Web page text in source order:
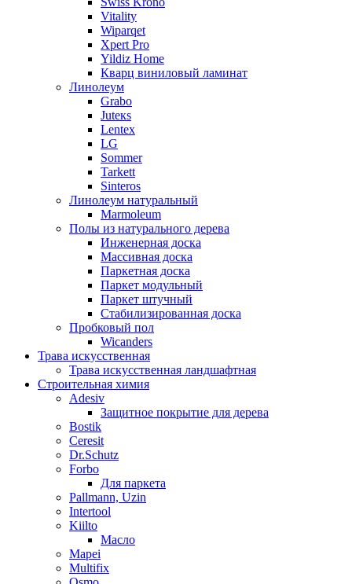
Vitality
Wiparqet
Xpert Pro
Yildiz Home
Кварц виниловый ламинат
Линолеум
Grabo
Juteкs
Lentex
LG
Sommer
Tarkett
Sinteros
Линолеум натуральный
Marmoleum
Полы из натурального дерева
Инженерная доска
Массивная доска
Паркетная доска
Паркет модульный
Паркет штучный
Стабилизированная доска
Пробковый пол
Wicanders
Трава искусственная
Трава искусственная ландшафтная
Строительная химия
Adesiv
Защитное покрытие для дерева
Bostik
Ceresit
Dr.Schutz
Forbo
Для паркета
Pallmann, Uzin
Intertool
Kiilto
Масло
Mapei
Multifix